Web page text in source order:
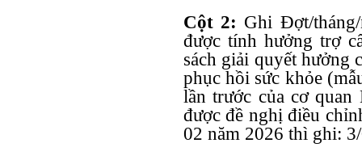
Cột 2: Ghi Đợt/
được tính hưởng trợ
sách giải quyết hưởng
phục hồi sức khỏe
lần trước của cơ
được đề nghị điều
02 năm 2026 thì ghi: